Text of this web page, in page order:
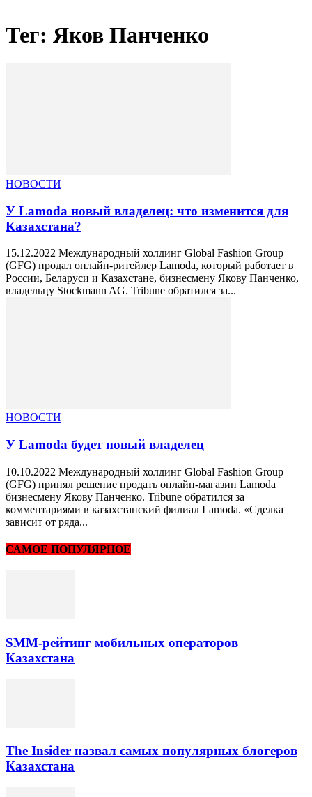
Тег: Яков Панченко
НОВОСТИ
У Lamoda новый владелец: что изменится для
Казахстана?
15.12.2022 Международный холдинг Global Fashion Group
(GFG) продал онлайн-ритейлер Lamoda, который работает в
России, Беларуси и Казахстане, бизнесмену Якову Панченко,
владельцу Stockmann AG. Tribune обратился за...
НОВОСТИ
У Lamoda будет новый владелец
10.10.2022 Международный холдинг Global Fashion Group
(GFG) принял решение продать онлайн-магазин Lamoda
бизнесмену Якову Панченко. Tribune обратился за
комментариями в казахстанский филиал Lamoda. «Сделка
зависит от ряда...
САМОЕ ПОПУЛЯРНОЕ
SMM-рейтинг мобильных операторов
Казахстана
The Insider назвал самых популярных блогеров
Казахстана